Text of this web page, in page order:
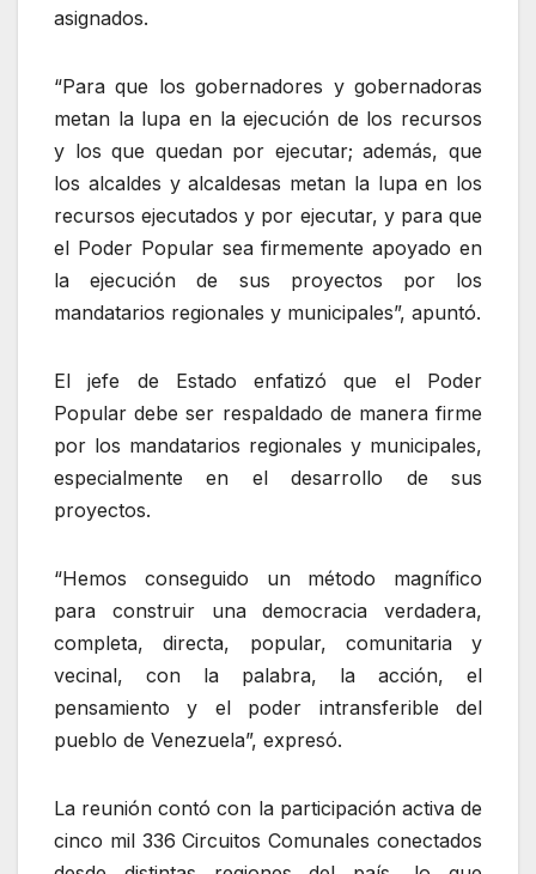
asignados.
“Para que los gobernadores y gobernadoras
metan la lupa en la ejecución de los recursos
y los que quedan por ejecutar; además, que
los alcaldes y alcaldesas metan la lupa en los
recursos ejecutados y por ejecutar, y para que
el Poder Popular sea firmemente apoyado en
la ejecución de sus proyectos por los
mandatarios regionales y municipales”, apuntó.
El jefe de Estado enfatizó que el Poder
Popular debe ser respaldado de manera firme
por los mandatarios regionales y municipales,
especialmente en el desarrollo de sus
proyectos.
“Hemos conseguido un método magnífico
para construir una democracia verdadera,
completa, directa, popular, comunitaria y
vecinal, con la palabra, la acción, el
pensamiento y el poder intransferible del
pueblo de Venezuela”, expresó.
La reunión contó con la participación activa de
cinco mil 336 Circuitos Comunales conectados